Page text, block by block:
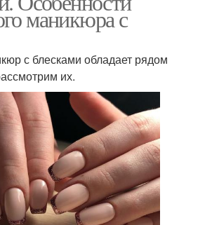
маникюра с
с блесками обладает рядом
их.